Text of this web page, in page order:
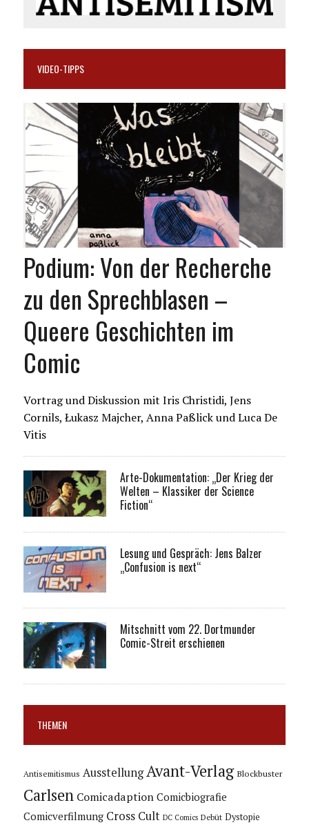
VIDEO-TIPPS
Podium: Von der Recherche
zu den Sprechblasen –
Queere Geschichten im
Comic
Vortrag und Diskussion mit Iris Christidi, Jens
Cornils, Łukasz Majcher, Anna Paßlick und Luca De
Vitis
Arte-Dokumentation: „Der Krieg der
Welten – Klassiker der Science
Fiction“
Lesung und Gespräch: Jens Balzer
„Confusion is next“
Mitschnitt vom 22. Dortmunder
Comic-Streit erschienen
THEMEN
Antisemitismus Ausstellung Avant-Verlag Blockbuster
Carlsen Comicadaption Comicbiografie
Comicverfilmung Cross Cult DC Comics Debüt Dystopie